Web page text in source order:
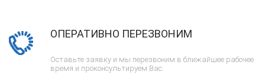
ОПЕРАТИВНО ПЕРЕЗВОНИМ
Оставьте заявку и мы перезвоним в ближайшее рабочее
время и проконсультируем Вас.